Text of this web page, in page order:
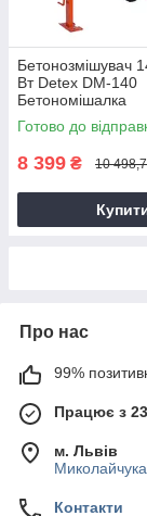
Бетонозмішувач
Вт Detex DM-140
Бетономішалка
Готово до
8 399 ₴ 10
Про нас
99%
Працює з
м. Львів
Контакти